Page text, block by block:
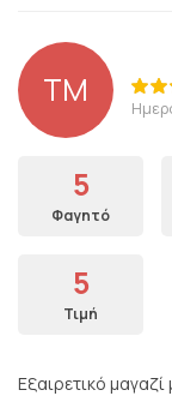
ΤΜ
5
Φαγητό
5
Τιμή
Εξαιρετικό